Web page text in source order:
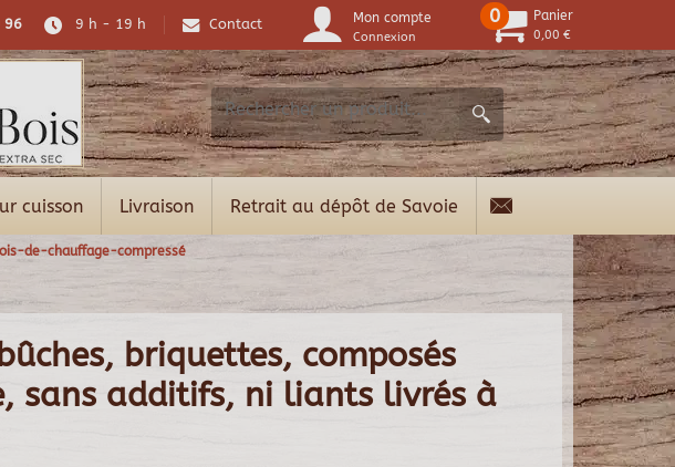
96 9 h - 19 h Contact Mon compte
Connexion
0 Panier
0,00 €
cuisson Livraison Retrait au dépôt de Savoie
de-chauffage-compressé
briquettes, composés
sans additifs, ni liants livrés à